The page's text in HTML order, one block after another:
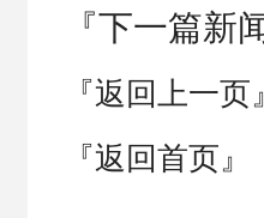
『下一篇新
『返回上一页』
『返回首页』